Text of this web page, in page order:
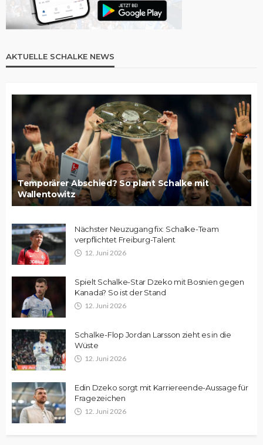
AKTUELLE SCHALKE NEWS
Temporärer Abschied? So plant Schalke mit
Wallentowitz
Nächster Neuzugang fix: Schalke-Team
verpflichtet Freiburg-Talent
12. Juni 2026
Spielt Schalke-Star Dzeko mit Bosnien gegen
Kanada? So ist der Stand
12. Juni 2026
Schalke-Flop Jordan Larsson zieht es in die
Wüste
12. Juni 2026
Edin Dzeko sorgt mit Karriereende-Aussage für
Fragezeichen
12. Juni 2026